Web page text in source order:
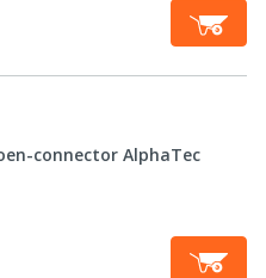
connector AlphaTec